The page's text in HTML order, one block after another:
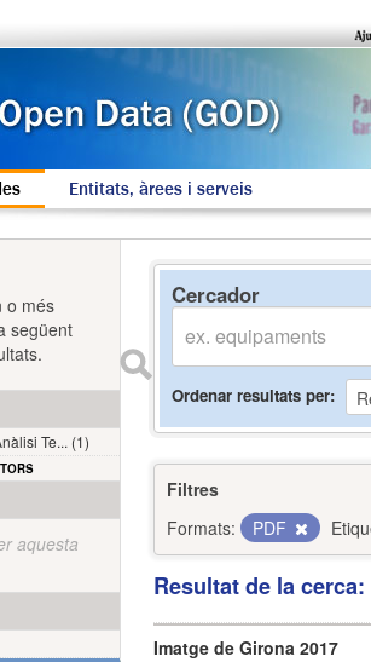
Entitats, àrees i serveis
Cercador
Ordenar resultats per
Filtres
Formats:
PDF
Resultat de la
Imatge de Girona 2017
o més
següent
Te... (1)
aquesta